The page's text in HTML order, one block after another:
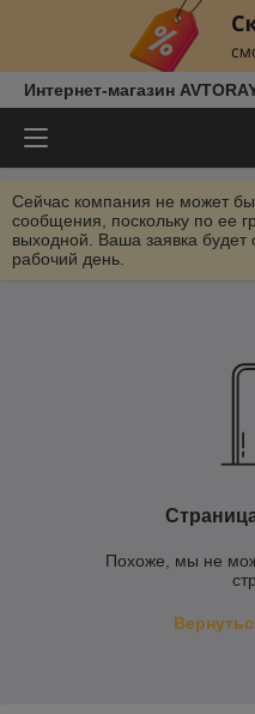
Интернет-магазин
Сейчас компания не может
сообщения, поскольку по ее
выходной. Ваша заявка
рабочий день.
Похоже, мы не